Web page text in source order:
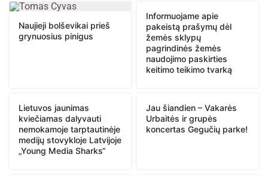
Naujieji bolševikai prieš
grynuosius pinigus
Informuojame apie
pakeistą prašymų dėl
žemės sklypų
pagrindinės žemės
naudojimo paskirties
keitimo teikimo tvarką
Lietuvos jaunimas
kviečiamas dalyvauti
nemokamoje tarptautinėje
medijų stovykloje Latvijoje
„Young Media Sharks“
Jau šiandien – Vakarės
Urbaitės ir grupės
koncertas Gegučių parke!